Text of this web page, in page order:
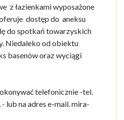
z łazienkami wyposażone
dostęp do aneksu
do spotkań towarzyskich
Niedaleko od obiektu
basenów oraz wyciągi
telefonicznie -tel.
lub na adres e-mail. mira-